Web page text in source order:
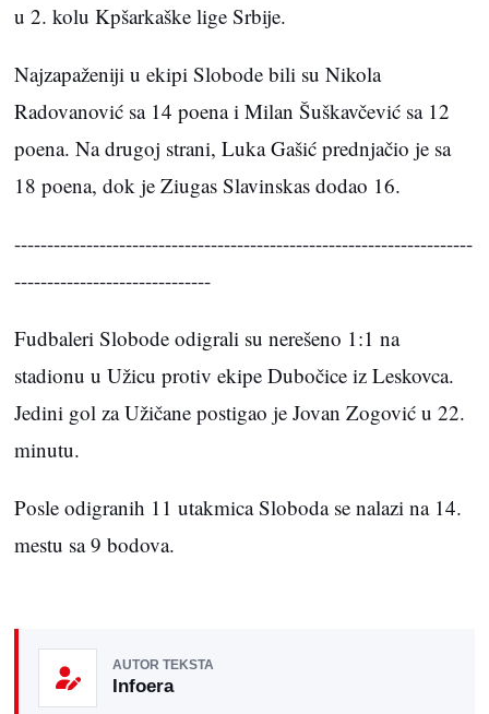
u 2. kolu Kpšarkaške lige Srbije.
Najzapaženiji u ekipi Slobode bili su Nikola
Radovanović sa 14 poena i Milan Šuškavčević sa 12
poena. Na drugoj strani, Luka Gašić prednjačio je sa
18 poena, dok je Ziugas Slavinskas dodao 16.
----------------------------------------------------------------------
------------------------------
Fudbaleri Slobode odigrali su nerešeno 1:1 na
stadionu u Užicu protiv ekipe Dubočice iz Leskovca.
Jedini gol za Užičane postigao je Jovan Zogović u 22.
minutu.
Posle odigranih 11 utakmica Sloboda se nalazi na 14.
mestu sa 9 bodova.
AUTOR TEKSTA
Infoera